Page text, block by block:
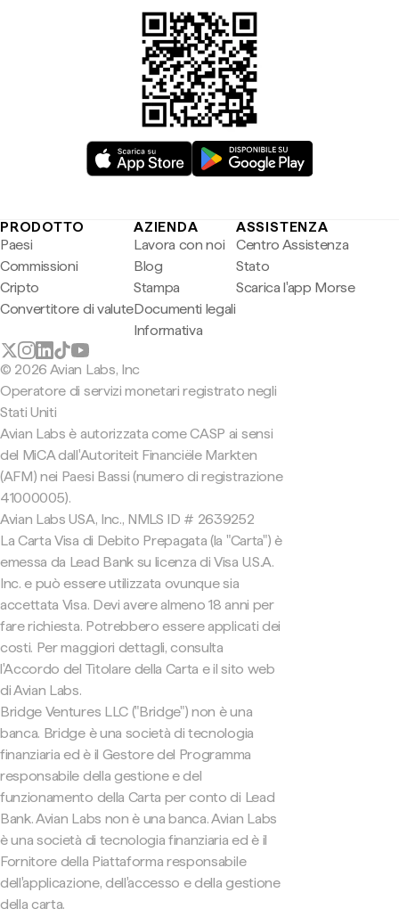
PRODOTTO
Paesi
Commissioni
Cripto
Convertitore di valute
AZIENDA
Lavora con noi
Blog
Stampa
Documenti legali
Informativa
ASSISTENZA
Centro Assistenza
Stato
Scarica l'app Morse
© 2026 Avian Labs, Inc
Operatore di servizi monetari registrato negli
Stati Uniti
Avian Labs è autorizzata come CASP ai sensi
del MiCA dall'Autoriteit Financiële Markten
(AFM) nei Paesi Bassi (numero di registrazione
41000005).
Avian Labs USA, Inc., NMLS ID # 2639252
La Carta Visa di Debito Prepagata (la "Carta") è
emessa da Lead Bank su licenza di Visa U.S.A.
Inc. e può essere utilizzata ovunque sia
accettata Visa. Devi avere almeno 18 anni per
fare richiesta. Potrebbero essere applicati dei
costi. Per maggiori dettagli, consulta
l'Accordo del Titolare della Carta e il sito web
di Avian Labs.
Bridge Ventures LLC ("Bridge") non è una
banca. Bridge è una società di tecnologia
finanziaria ed è il Gestore del Programma
responsabile della gestione e del
funzionamento della Carta per conto di Lead
Bank. Avian Labs non è una banca. Avian Labs
è una società di tecnologia finanziaria ed è il
Fornitore della Piattaforma responsabile
dell'applicazione, dell'accesso e della gestione
della carta.